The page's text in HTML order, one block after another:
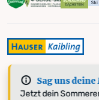
Sag uns
Jetzt dein